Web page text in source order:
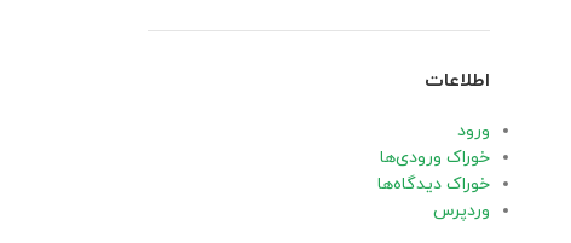
اطلاعات
ورود
خوراک ورودی‌ها
خوراک دیدگاه‌ها
وردپرس